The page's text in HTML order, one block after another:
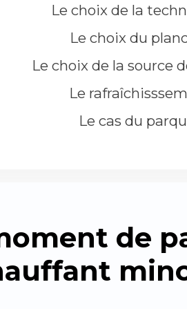
Le choix de la
Le choix du
Le choix de la source
Le
Le cas du
de